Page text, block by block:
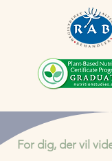
For dig, der vil